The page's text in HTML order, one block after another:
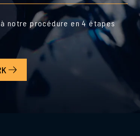
notre procédure en 4 étapes